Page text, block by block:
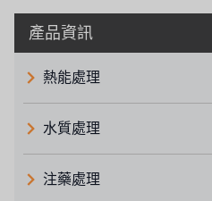
產品資訊
熱能處理
水質處理
注藥處理